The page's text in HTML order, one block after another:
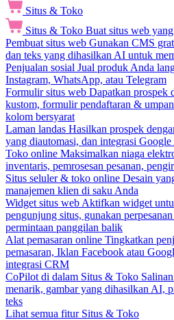
Situs & Toko
Situs & Toko Buat situs web
Pembuat situs web Gunakan CMS
dan teks yang dihasilkan AI untuk
Penjualan sosial Jual produk Anda
Instagram, WhatsApp, atau Telegram
Formulir situs web Dapatkan prospek
kustom, formulir pendaftaran &
kolom bersyarat
Laman landas Hasilkan prospek
yang diautomasi, dan integrasi
Toko online Maksimalkan niaga
inventaris, pemrosesan pesanan,
Situs seluler & toko online Desain
manajemen klien di saku Anda
Widget situs web Aktifkan widget
pengunjung situs, gunakan
permintaan panggilan balik
Alat pemasaran online Tingkatkan
pemasaran, Iklan Facebook atau
integrasi CRM
CoPilot di dalam Situs & Toko
menarik, gambar yang dihasilkan AI,
teks
Lihat semua fitur Situs & Toko